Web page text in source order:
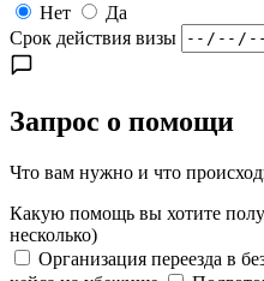
Нет
Да
Срок действия визы
Запрос о помощи
Что вам нужно и что
Какую помощь вы хотите
несколько)
Организация переезда в